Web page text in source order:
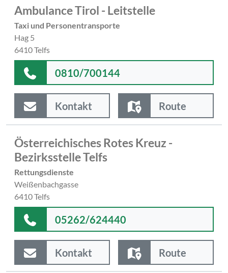
Ambulance Tirol - Leitstelle
Taxi und Personentransporte
Hag 5
6410 Telfs
0810/700144
Kontakt Route
Österreichisches Rotes Kreuz -
Bezirksstelle Telfs
Rettungsdienste
Weißenbachgasse
6410 Telfs
05262/624440
Kontakt Route